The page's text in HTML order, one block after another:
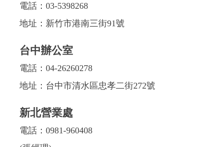
電話： 03-5398268
地址：新竹市港南三街91號
台中辦公室
電話： 04-26260278
地址：台中市清水區忠孝二街272號
新北營業處
電話： 0981-960408